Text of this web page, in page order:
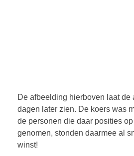
De afbeelding hierboven laat de
dagen later zien. De koers was
de personen die daar posities
genomen, stonden daarmee al
winst!